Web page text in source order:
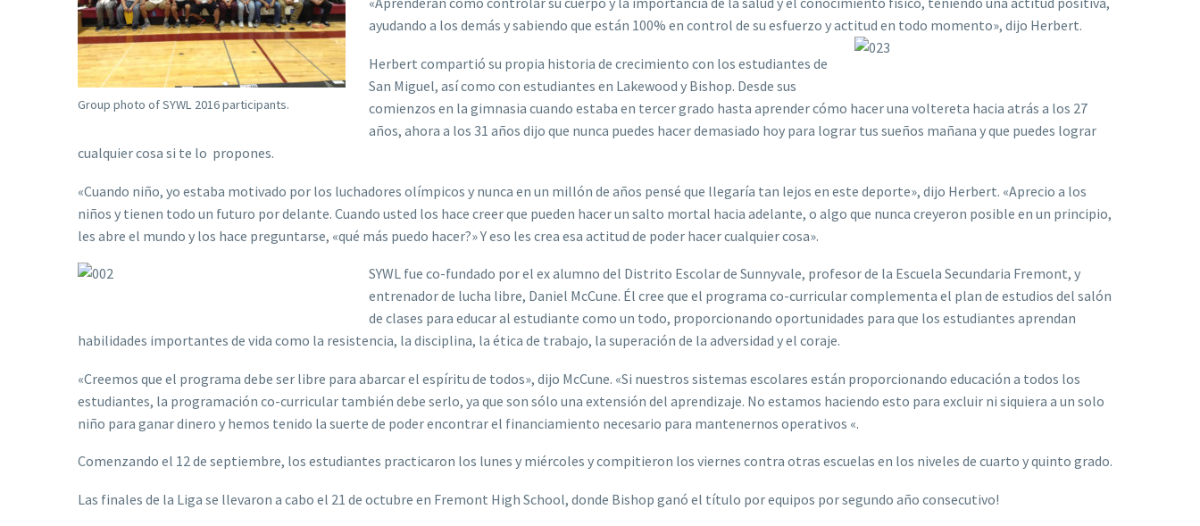
Group photo of SYWL 2016 participants.
ayudando a los demás y sabiendo que están 100% en control de su esfuerzo y actitud en todo momento», dijo Herbert.
Herbert compartió su propia historia de crecimiento con los estudiantes de
San Miguel, así como con estudiantes en Lakewood y Bishop. Desde sus
comienzos en la gimnasia cuando estaba en tercer grado hasta aprender cómo hacer una voltereta hacia atrás a los 27
años, ahora a los 31 años dijo que nunca puedes hacer demasiado hoy para lograr tus sueños mañana y que puedes lograr
cualquier cosa si te lo propones.
«Cuando niño, yo estaba motivado por los luchadores olímpicos y nunca en un millón de años pensé que llegaría tan lejos en este deporte», dijo Herbert. «Aprecio a los
niños y tienen todo un futuro por delante. Cuando usted los hace creer que pueden hacer un salto mortal hacia adelante, o algo que nunca creyeron posible en un principio,
les abre el mundo y los hace preguntarse, «qué más puedo hacer?» Y eso les crea esa actitud de poder hacer cualquier cosa».
SYWL fue co-fundado por el ex alumno del Distrito Escolar de Sunnyvale, profesor de la Escuela Secundaria Fremont, y
entrenador de lucha libre, Daniel McCune. Él cree que el programa co-curricular complementa el plan de estudios del salón
de clases para educar al estudiante como un todo, proporcionando oportunidades para que los estudiantes aprendan
habilidades importantes de vida como la resistencia, la disciplina, la ética de trabajo, la superación de la adversidad y el coraje.
«Creemos que el programa debe ser libre para abarcar el espíritu de todos», dijo McCune. «Si nuestros sistemas escolares están proporcionando educación a todos los
estudiantes, la programación co-curricular también debe serlo, ya que son sólo una extensión del aprendizaje. No estamos haciendo esto para excluir ni siquiera a un solo
niño para ganar dinero y hemos tenido la suerte de poder encontrar el financiamiento necesario para mantenernos operativos «.
Comenzando el 12 de septiembre, los estudiantes practicaron los lunes y miércoles y compitieron los viernes contra otras escuelas en los niveles de cuarto y quinto grado.
Las finales de la Liga se llevaron a cabo el 21 de octubre en Fremont High School, donde Bishop ganó el título por equipos por segundo año consecutivo!